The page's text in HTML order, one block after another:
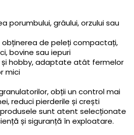
porumbului, grâului, orzului sau
de peleți compactați,
bovine sau iepuri
și hobby, adaptate atât fermelor
mici
obții un control mai
reduci pierderile și crești
sunt atent selecționate
și siguranță în exploatare.